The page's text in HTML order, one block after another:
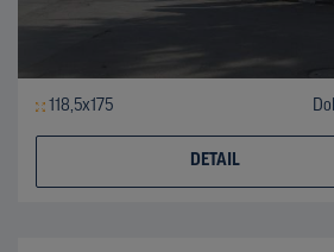
118,5x175
DETAIL